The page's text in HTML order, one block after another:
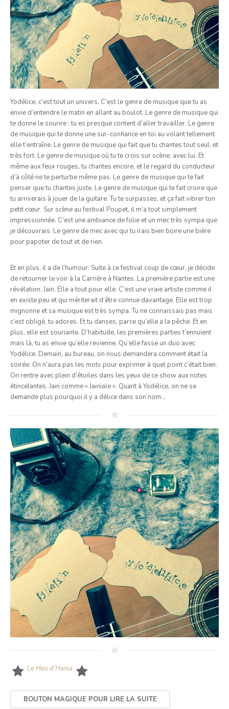
Yodélice, c’est tout un univers. C’est le genre de musique que tu as
envie d’entendre le matin en allant au boulot. Le genre de musique qui
te donne le sourire : tu es presque content d’aller travailler. Le genre
de musique qui te donne une sur-confiance en toi au volant tellement
elle t’entraîne. Le genre de musique qui fait que tu chantes tout seul, et
très fort. Le genre de musique où tu te crois sur scène, avec lui. Et
même aux feux rouges, tu chantes encore, et le regard du conducteur
d’à côté ne te perturbe même pas. Le genre de musique qui te fait
penser que tu chantes juste. Le genre de musique qui te fait croire que
tu arriverais à jouer de la guitare. Tu te surpasses, et ça fait vibrer ton
petit cœur. Sur scène au festival Poupet, il m’a tout simplement
impressionnée. C’est une ambiance de folie et un mec très sympa que
je découvrais. Le genre de mec avec qui tu irais bien boire une bière
pour papoter de tout et de rien.
Et en plus, il a de l’humour. Suite à ce festival coup de cœur, je décide
de retourner le voir à la Carrière à Nantes. La première partie est une
révélation. Jain. Elle a tout pour elle. C’est une vraie artiste comme il
en existe peu et qui mériterait d’être connue davantage. Elle est trop
mignonne et sa musique est très sympa. Tu ne connaissais pas mais
c’est obligé, tu adores. Et tu danses, parce qu’elle a la pêche. Et en
plus, elle est souriante. D’habitude, les premières parties t’ennuient
mais là, tu as envie qu’elle revienne. Qu’elle fasse un duo avec
Yodélice. Demain, au bureau, on nous demandera comment était la
soirée. On n’aura pas les mots pour exprimer à quel point c’était bien.
On rentre avec plein d’étoiles dans les yeux de ce show aux notes
étincelantes. Jain comme « Jainiale ». Quant à Yodélice, on ne se
demande plus pourquoi il y a délice dans son nom…
Le Heo d’Hania
BOUTON MAGIQUE POUR LIRE LA SUITE